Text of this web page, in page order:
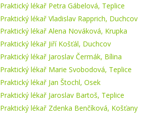
Praktický lékař Petra Gábelová, Teplice
Praktický lékař Vladislav Rapprich, Duchcov
Praktický lékař Alena Nováková, Krupka
Praktický lékař Jiří Košťál, Duchcov
Praktický lékař Jaroslav Čermák, Bílina
Praktický lékař Marie Svobodová, Teplice
Praktický lékař Jan Štochl, Osek
Praktický lékař Jaroslav Bartoš, Teplice
Praktický lékař Zdenka Benčíková, Košťany